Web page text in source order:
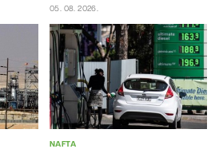
05. 08. 2026.
NAFTA